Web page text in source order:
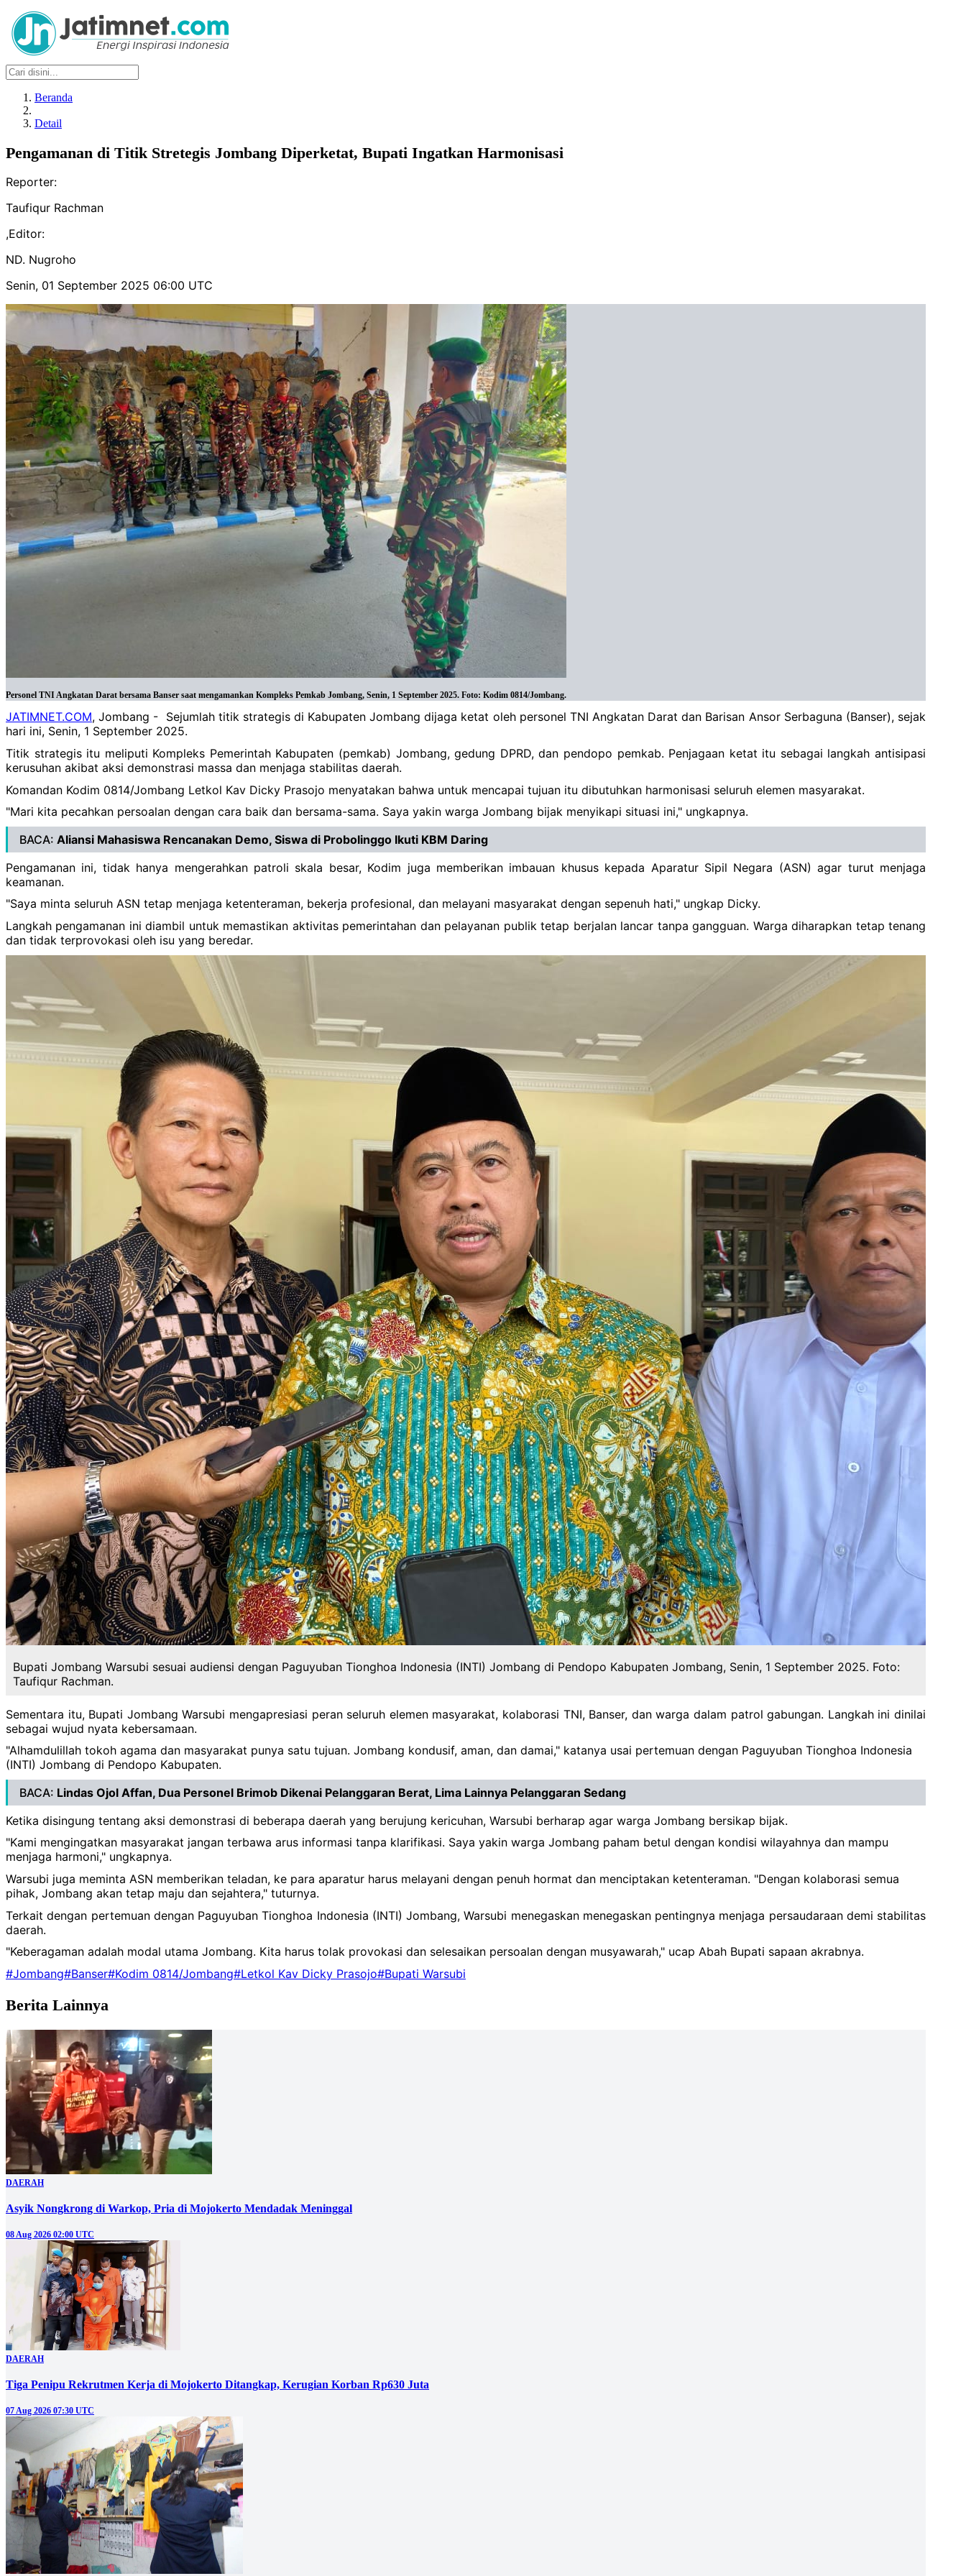
Beranda
Detail
Pengamanan di Titik Stretegis Jombang Diperketat, Bupati Ingatkan Harmonisasi
Reporter:
Taufiqur Rachman
,Editor:
ND. Nugroho
Senin, 01 September 2025 06:00 UTC
Personel TNI Angkatan Darat bersama Banser saat mengamankan Kompleks Pemkab Jombang, Senin, 1 September 2025. Foto: Kodim 0814/Jombang.
JATIMNET.COM, Jombang - Sejumlah titik strategis di Kabupaten Jombang dijaga ketat oleh personel TNI Angkatan Darat dan Barisan Ansor Serbaguna (Banser), sejak
hari ini, Senin, 1 September 2025.
Titik strategis itu meliputi Kompleks Pemerintah Kabupaten (pemkab) Jombang, gedung DPRD, dan pendopo pemkab. Penjagaan ketat itu sebagai langkah antisipasi
kerusuhan akibat aksi demonstrasi massa dan menjaga stabilitas daerah.
Komandan Kodim 0814/Jombang Letkol Kav Dicky Prasojo menyatakan bahwa untuk mencapai tujuan itu dibutuhkan harmonisasi seluruh elemen masyarakat.
"Mari kita pecahkan persoalan dengan cara baik dan bersama-sama. Saya yakin warga Jombang bijak menyikapi situasi ini," ungkapnya.
BACA: Aliansi Mahasiswa Rencanakan Demo, Siswa di Probolinggo Ikuti KBM Daring
Pengamanan ini, tidak hanya mengerahkan patroli skala besar, Kodim juga memberikan imbauan khusus kepada Aparatur Sipil Negara (ASN) agar turut menjaga
keamanan.
"Saya minta seluruh ASN tetap menjaga ketenteraman, bekerja profesional, dan melayani masyarakat dengan sepenuh hati," ungkap Dicky.
Langkah pengamanan ini diambil untuk memastikan aktivitas pemerintahan dan pelayanan publik tetap berjalan lancar tanpa gangguan. Warga diharapkan tetap tenang
dan tidak terprovokasi oleh isu yang beredar.
Bupati Jombang Warsubi sesuai audiensi dengan Paguyuban Tionghoa Indonesia (INTI) Jombang di Pendopo Kabupaten Jombang, Senin, 1 September 2025. Foto:
Taufiqur Rachman.
Sementara itu, Bupati Jombang Warsubi mengapresiasi peran seluruh elemen masyarakat, kolaborasi TNI, Banser, dan warga dalam patrol gabungan. Langkah ini dinilai
sebagai wujud nyata kebersamaan.
"Alhamdulillah tokoh agama dan masyarakat punya satu tujuan. Jombang kondusif, aman, dan damai," katanya usai pertemuan dengan Paguyuban Tionghoa Indonesia
(INTI) Jombang di Pendopo Kabupaten.
BACA: Lindas Ojol Affan, Dua Personel Brimob Dikenai Pelanggaran Berat, Lima Lainnya Pelanggaran Sedang
Ketika disingung tentang aksi demonstrasi di beberapa daerah yang berujung kericuhan, Warsubi berharap agar warga Jombang bersikap bijak.
"Kami mengingatkan masyarakat jangan terbawa arus informasi tanpa klarifikasi. Saya yakin warga Jombang paham betul dengan kondisi wilayahnya dan mampu
menjaga harmoni," ungkapnya.
Warsubi juga meminta ASN memberikan teladan, ke para aparatur harus melayani dengan penuh hormat dan menciptakan ketenteraman. "Dengan kolaborasi semua
pihak, Jombang akan tetap maju dan sejahtera," tuturnya.
Terkait dengan pertemuan dengan Paguyuban Tionghoa Indonesia (INTI) Jombang, Warsubi menegaskan menegaskan pentingnya menjaga persaudaraan demi stabilitas
daerah.
"Keberagaman adalah modal utama Jombang. Kita harus tolak provokasi dan selesaikan persoalan dengan musyawarah," ucap Abah Bupati sapaan akrabnya.
#Jombang#Banser#Kodim 0814/Jombang#Letkol Kav Dicky Prasojo#Bupati Warsubi
Berita Lainnya
DAERAH
Asyik Nongkrong di Warkop, Pria di Mojokerto Mendadak Meninggal
08 Aug 2026 02:00 UTC
DAERAH
Tiga Penipu Rekrutmen Kerja di Mojokerto Ditangkap, Kerugian Korban Rp630 Juta
07 Aug 2026 07:30 UTC